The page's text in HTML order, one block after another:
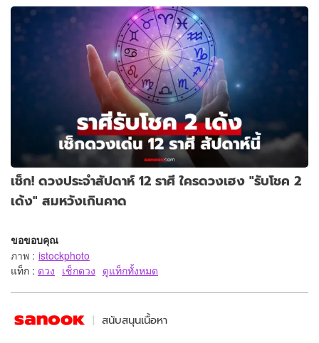
เช็ก! ดวงประจำสัปดาห์ 12 ราศี ใครดวงเฮง "รับโชค 2
เด้ง" สมหวังเกินคาด
ขอขอบคุณ
ภาพ : istockphoto
แท็ก : ดวง เช็กดวง ดูแท็กทั้งหมด
สนับสนุนเนื้อหา